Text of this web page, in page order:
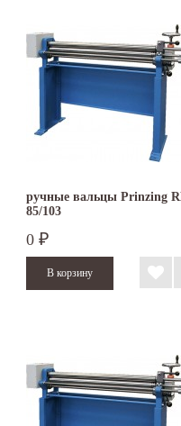
ручные вальцы Prinzing
85/103
0 ₽